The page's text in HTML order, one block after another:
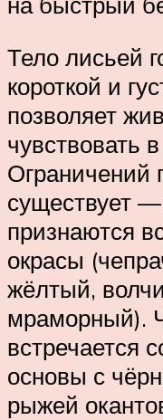
Тело лисьей
короткой и
позволяет
чувствовать
Ограничений
существует
признаются
окрасы
жёлтый,
мраморный).
встречается
основы с
рыжей